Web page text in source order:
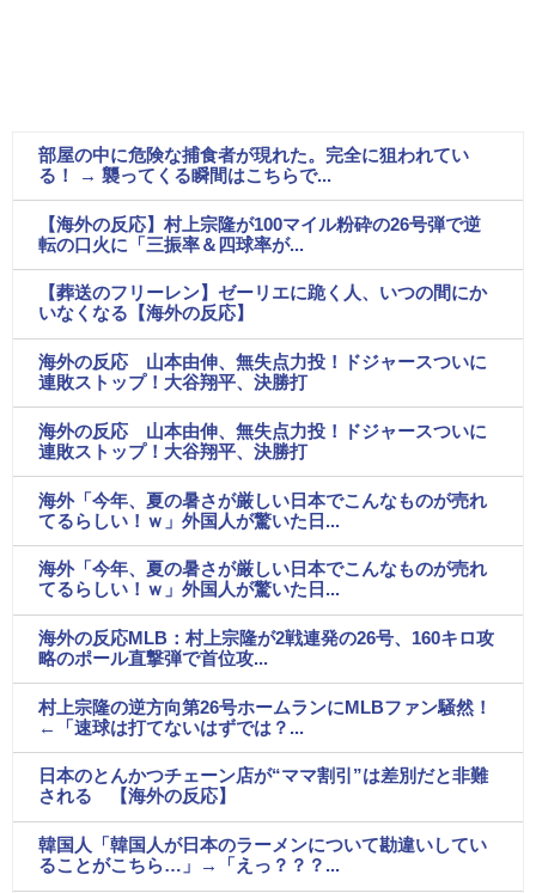
部屋の中に危険な捕食者が現れた。完全に狙われてい
る！ → 襲ってくる瞬間はこちらで...
【海外の反応】村上宗隆が100マイル粉砕の26号弾で逆
転の口火に「三振率＆四球率が...
【葬送のフリーレン】ゼーリエに跪く人、いつの間にか
いなくなる【海外の反応】
海外の反応 山本由伸、無失点力投！ドジャースついに
連敗ストップ！大谷翔平、決勝打
海外の反応 山本由伸、無失点力投！ドジャースついに
連敗ストップ！大谷翔平、決勝打
海外「今年、夏の暑さが厳しい日本でこんなものが売れ
てるらしい！ｗ」外国人が驚いた日...
海外「今年、夏の暑さが厳しい日本でこんなものが売れ
てるらしい！ｗ」外国人が驚いた日...
海外の反応MLB：村上宗隆が2戦連発の26号、160キロ攻
略のポール直撃弾で首位攻...
村上宗隆の逆方向第26号ホームランにMLBファン騒然！
←「速球は打てないはずでは？...
日本のとんかつチェーン店が“ママ割引”は差別だと非難
される 【海外の反応】
韓国人「韓国人が日本のラーメンについて勘違いしてい
ることがこちら…」→「えっ？？？...